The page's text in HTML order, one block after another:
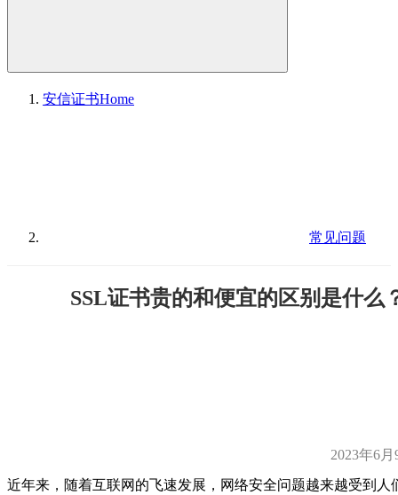
安信证书Home
常见问题
SSL证书贵的和便宜的区别是什么
2023年6月
近年来，随着互联网的飞速发展，网络安全问题越来越受到人